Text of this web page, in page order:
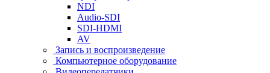
NDI
Audio-SDI
SDI-HDMI
AV
Запись и воспроизведение
Компьютерное оборудование